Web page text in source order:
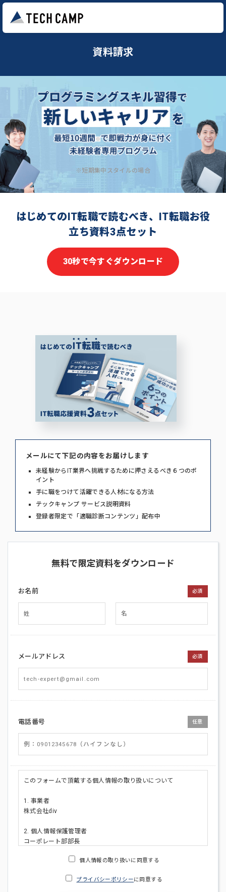
資料請求
※短期集中スタイルの場合
はじめてのIT転職で読むべき、IT転職お役
立ち資料3点セット
30秒で今すぐダウンロード
メールにて下記の内容をお届けします
未経験からIT業界へ挑戦するために押さえるべき６つのポ
イント
手に職をつけて活躍できる人材になる方法
テックキャンプ サービス説明資料
登録者限定で「適職診断コンテンツ」配布中
無料で限定資料をダウンロード
お名前 必須
メールアドレス 必須
電話番号 任意
このフォームで頂戴する個人情報の取り扱いについて
1. 事業者
株式会社div
2. 個人情報保護管理者
コーポレート部部長
・ご請求された資料の送付のため
個人情報の取り扱いに同意する
プライバシーポリシーに同意する